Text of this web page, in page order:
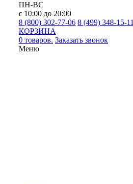
ПН-ВС
с 10:00 до 20:00
8 (800) 302-77-06 8 (499) 348-15-11
КОРЗИНА
0 товаров. Заказать звонок
Меню